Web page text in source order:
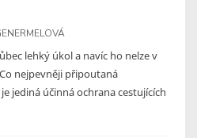
lehký úkol a navíc ho nelze v
nejpevněji připoutaná
jediná účinná ochrana cestujících